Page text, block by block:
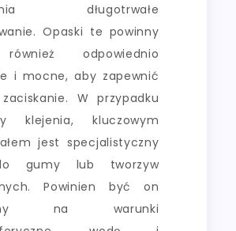
długotrwałe
Opaski te powinny
odpowiednio
i mocne, aby zapewnić
W przypadku
klejenia, kluczowym
jest specjalistyczny
gumy lub tworzyw
Powinien być on
na warunki